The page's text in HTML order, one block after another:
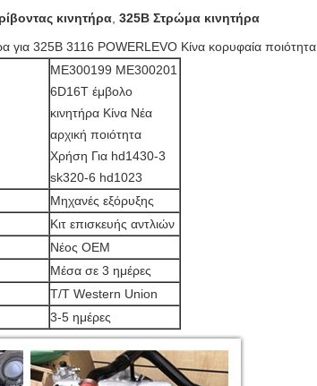
κινητήρα 325B Στρώμα κινητήρα
για 325B 3116 POWERLEVO Κίνα κορυφαία ποιότητα
ME300199 ME300201
6D16T έμβολο
κινητήρα Κίνα Νέα
αρχική ποιότητα
Χρήση Για hd1430-3
sk320-6 hd1023
Μηχανές εξόρυξης
Κιτ επισκευής αντλιών
Νέος ΟΕΜ
Μέσα σε 3 ημέρες
T/T Western Union
3-5 ημέρες